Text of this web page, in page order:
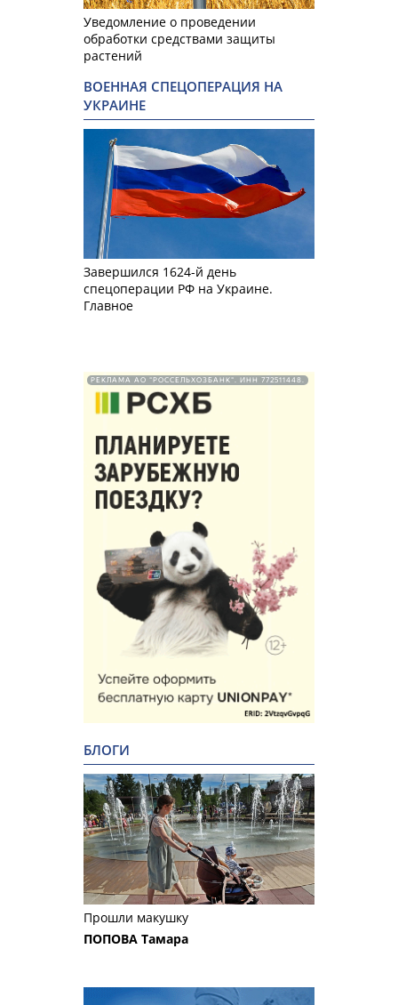
Уведомление о проведении
обработки средствами защиты
растений
ВОЕННАЯ СПЕЦОПЕРАЦИЯ НА
УКРАИНЕ
Завершился 1624-й день
спецоперации РФ на Украине.
Главное
РЕКЛАМА АО "РОССЕЛЬХОЗБАНК". ИНН 772511448.
БЛОГИ
Прошли макушку
ПОПОВА Тамара